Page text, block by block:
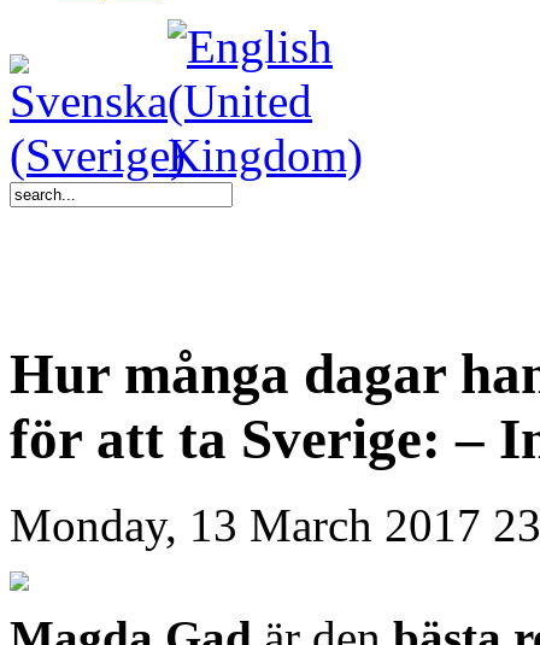
Hur många dagar
för att ta Sverige: –
Monday, 13 March 2017